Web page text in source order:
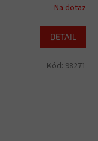
Na dotaz
DETAIL
Kód: 98271